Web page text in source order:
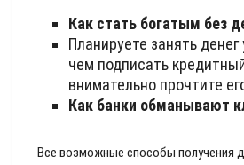
Как стать богатым без
Планируете занять
чем подписать
внимательно прочтите
Как банки обманывают
Все возможные способы получения